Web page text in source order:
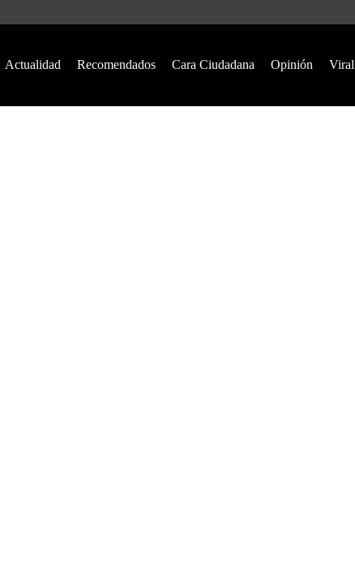
Actualidad Recomendados Cara Ciudadana Opinión Viral